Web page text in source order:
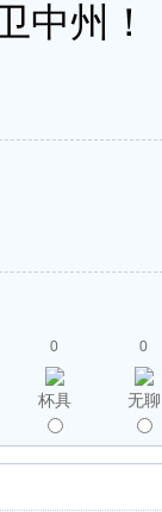
中州！
0
杯具
0
无聊